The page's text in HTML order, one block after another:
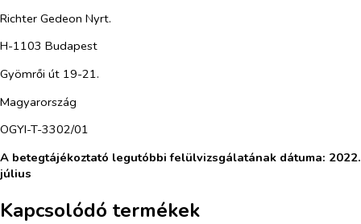
Richter Gedeon Nyrt.
H-1103 Budapest
Gyömrői út 19-21.
Magyarország
OGYI-T-3302/01
A betegtájékoztató legutóbbi felülvizsgálatának dátuma: 2022.
július
Kapcsolódó termékek